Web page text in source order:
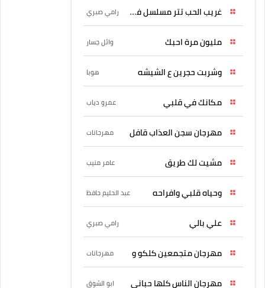
غريب الحب تتر مسلسل فرصة رامي صبري
مليون مرة احبك وائل جسار
وشربت حجرين ع الشيشه هوبا
مكانك في قلبي عمرو دياب
مهرجان سجن العذاب قافل مهرجانات
مشيت لك طريق عامر منيب
وحياه قلبي وافراحه عبد الحليم حافظ
علي بالي رامي صبري
مهرجان متجمعين كلكو و مهرجانات
مهرجان الناس كلها حبانى ابو الشوق